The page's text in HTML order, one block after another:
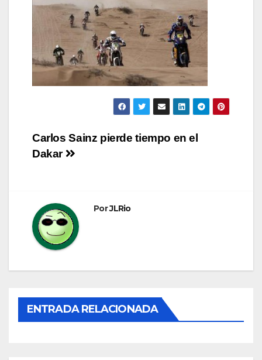
Navegación
Carlos Sainz pierde tiempo en el
Dakar
PorJLRio
ENTRADA RELACIONADA